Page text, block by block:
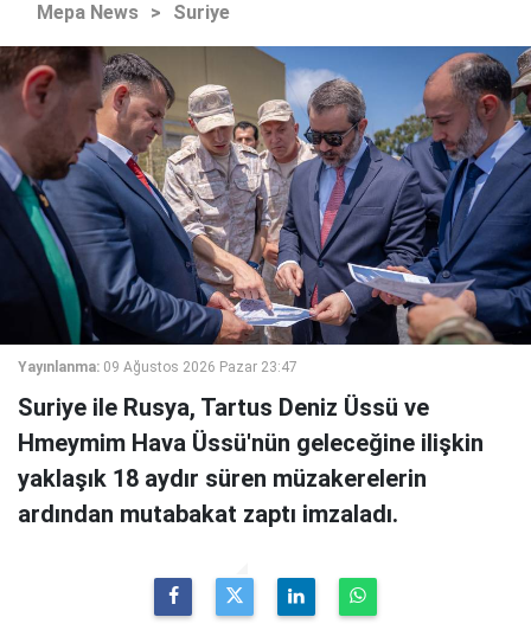
Mepa News > Suriye
Yayınlanma: 09 Ağustos 2026 Pazar 23:47
Suriye ile Rusya, Tartus Deniz Üssü ve
Hmeymim Hava Üssü'nün geleceğine ilişkin
yaklaşık 18 aydır süren müzakerelerin
ardından mutabakat zaptı imzaladı.